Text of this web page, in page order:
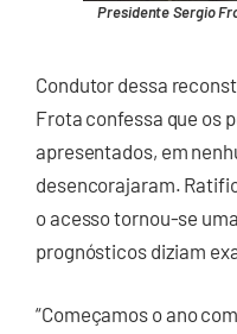
Presidente Sergio
Condutor dessa
Frota confessa que os
apresentados, em
desencorajaram.
o acesso tornou-se
prognósticos diziam
“Começamos o ano